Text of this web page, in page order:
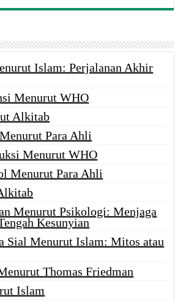
Islam: Perjalanan Akhir
Menurut WHO
Alkitab
Para Ahli
Menurut WHO
Menurut Para Ahli
Menurut Psikologi: Menjaga
Kesunyian
Sial Menurut Islam: Mitos atau
Thomas Friedman
Islam